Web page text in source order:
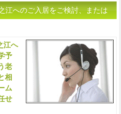
江へのご入居をご検討、または
江へ
予
老
相
ム
せ